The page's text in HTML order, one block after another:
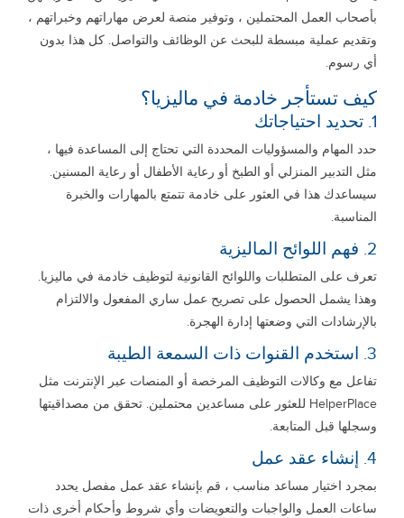
بأصحاب العمل المحتملين ، وتوفير منصة لعرض مهاراتهم وخبراتهم ،
وتقديم عملية مبسطة للبحث عن الوظائف والتواصل. كل هذا بدون
أي رسوم.
كيف تستأجر خادمة في ماليزيا؟
1. تحديد احتياجاتك
حدد المهام والمسؤوليات المحددة التي تحتاج إلى المساعدة فيها ،
مثل التدبير المنزلي أو الطبخ أو رعاية الأطفال أو رعاية المسنين.
سيساعدك هذا في العثور على خادمة تتمتع بالمهارات والخبرة
المناسبة.
2. فهم اللوائح الماليزية
تعرف على المتطلبات واللوائح القانونية لتوظيف خادمة في ماليزيا.
وهذا يشمل الحصول على تصريح عمل ساري المفعول والالتزام
بالإرشادات التي وضعتها إدارة الهجرة.
3. استخدم القنوات ذات السمعة الطيبة
تفاعل مع وكالات التوظيف المرخصة أو المنصات عبر الإنترنت مثل
HelperPlace للعثور على مساعدين محتملين. تحقق من مصداقيتها
وسجلها قبل المتابعة.
4. إنشاء عقد عمل
بمجرد اختيار مساعد مناسب ، قم بإنشاء عقد عمل مفصل يحدد
ساعات العمل والواجبات والتعويضات وأي شروط وأحكام أخرى ذات